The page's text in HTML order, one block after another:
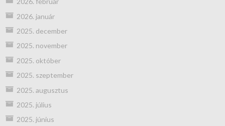
2026. január
2025. december
2025. november
2025. október
2025. szeptember
2025. augusztus
2025. július
2025. június